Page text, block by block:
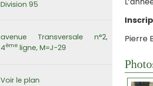
Division 95
avenue Transversale n°2,
4ème ligne, M=J-29
Voir le plan
Pierre